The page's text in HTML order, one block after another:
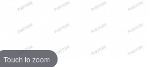
Touch to zoom